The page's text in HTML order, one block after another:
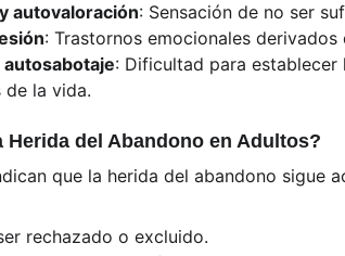
autovaloración: Sensación de no ser
: Trastornos emocionales
: Dificultad para
la vida.
del Abandono en Adultos?
que la herida del abandono sigue
rechazado o excluido.